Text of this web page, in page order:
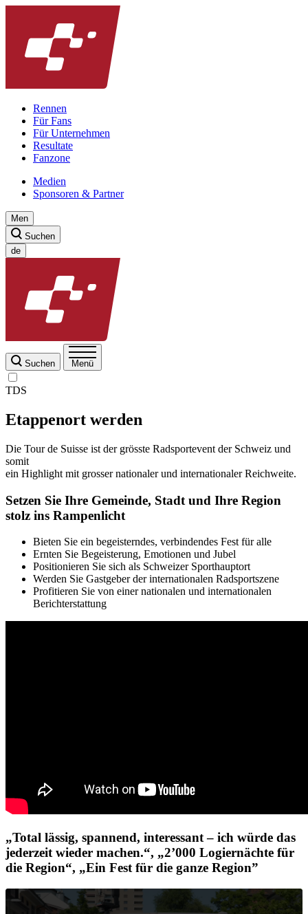
Rennen
Für Fans
Für Unternehmen
Resultate
Fanzone
Medien
Sponsoren & Partner
Men
Suchen
de
Suchen Menü
TDS
Etappenort werden
Die Tour de Suisse ist der grösste Radsportevent der Schweiz und
somit
ein Highlight mit grosser nationaler und internationaler Reichweite.
Setzen Sie Ihre Gemeinde, Stadt und Ihre Region
stolz ins Rampenlicht
Bieten Sie ein begeisterndes, verbindendes Fest für alle
Ernten Sie Begeisterung, Emotionen und Jubel
Positionieren Sie sich als Schweizer Sporthauptort
Werden Sie Gastgeber der internationalen Radsportszene
Profitieren Sie von einer nationalen und internationalen
Berichterstattung
„Total lässig, spannend, interessant – ich würde das
jederzeit wieder machen.“, „2’000 Logiernächte für
die Region“, „Ein Fest für die ganze Region”
Video-